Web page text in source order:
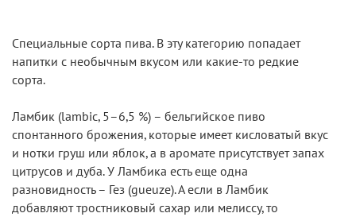
Специальные сорта пива. В эту категорию попадает
напитки с необычным вкусом или какие-то редкие
сорта.
Ламбик (lambic, 5–6,5 %) – бельгийское пиво
спонтанного брожения, которые имеет кисловатый вкус
и нотки груш или яблок, а в аромате присутствует запах
цитрусов и дуба. У Ламбика есть еще одна
разновидность – Гез (gueuze). А если в Ламбик
добавляют тростниковый сахар или мелиссу, то